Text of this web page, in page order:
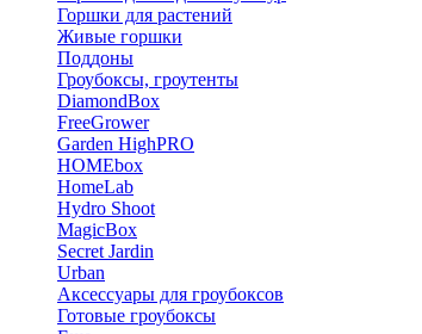
Горшки для растений
Живые горшки
Поддоны
Гроубоксы, гроутенты
DiamondBox
FreeGrower
Garden HighPRO
HOMEbox
HomeLab
Hydro Shoot
MagicBox
Secret Jardin
Urban
Аксессуары для гроубоксов
Готовые гроубоксы